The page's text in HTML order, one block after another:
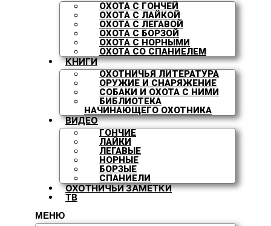
ОХОТА С ГОНЧЕЙ
ОХОТА С ЛАЙКОЙ
ОХОТА С ЛЕГАВОЙ
ОХОТА С БОРЗОЙ
ОХОТА С НОРНЫМИ
ОХОТА СО СПАНИЕЛЕМ
КНИГИ
ОХОТНИЧЬЯ ЛИТЕРАТУРА
ОРУЖИЕ И СНАРЯЖЕНИЕ
СОБАКИ И ОХОТА С НИМИ
БИБЛИОТЕКА
НАЧИНАЮЩЕГО ОХОТНИКА
ВИДЕО
ГОНЧИЕ
ЛАЙКИ
ЛЕГАВЫЕ
НОРНЫЕ
БОРЗЫЕ
СПАНИЕЛИ
ОХОТНИЧЬИ ЗАМЕТКИ
ТВ
МЕНЮ